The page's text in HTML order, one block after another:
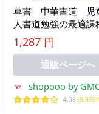
草書 中華書道 児
人書道勉強の最適
国語版DVD/草
法
1,287 円
通販ページへ
shopooo by
4.39 (8,920